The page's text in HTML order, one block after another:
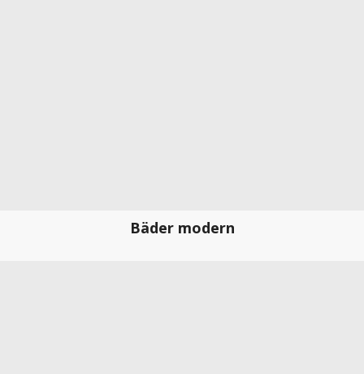
Bäder modern